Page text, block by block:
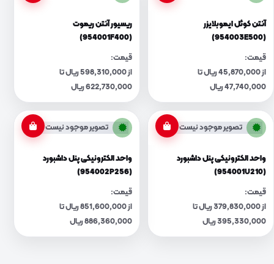
آنتن کوئل ایموبلایزر
(954003E500)
قیمت:
از 45,870,000 ریال تا
47,740,000 ریال
ریسیور آنتن ریموت
(954001F400)
قیمت:
از 598,310,000 ریال تا
622,730,000 ریال
تصویر موجود نیست
واحد الکترونیکی پنل داشبورد
(954001U210)
قیمت:
از 379,830,000 ریال تا
395,330,000 ریال
تصویر موجود نیست
واحد الکترونیکی پنل داشبورد
(954002P256)
قیمت:
از 851,600,000 ریال تا
886,360,000 ریال